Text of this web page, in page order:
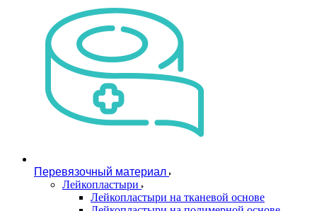
Перевязочный материал
Лейкопластыри
Лейкопластыри на тканевой основе